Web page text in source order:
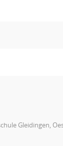
Gleidingen,